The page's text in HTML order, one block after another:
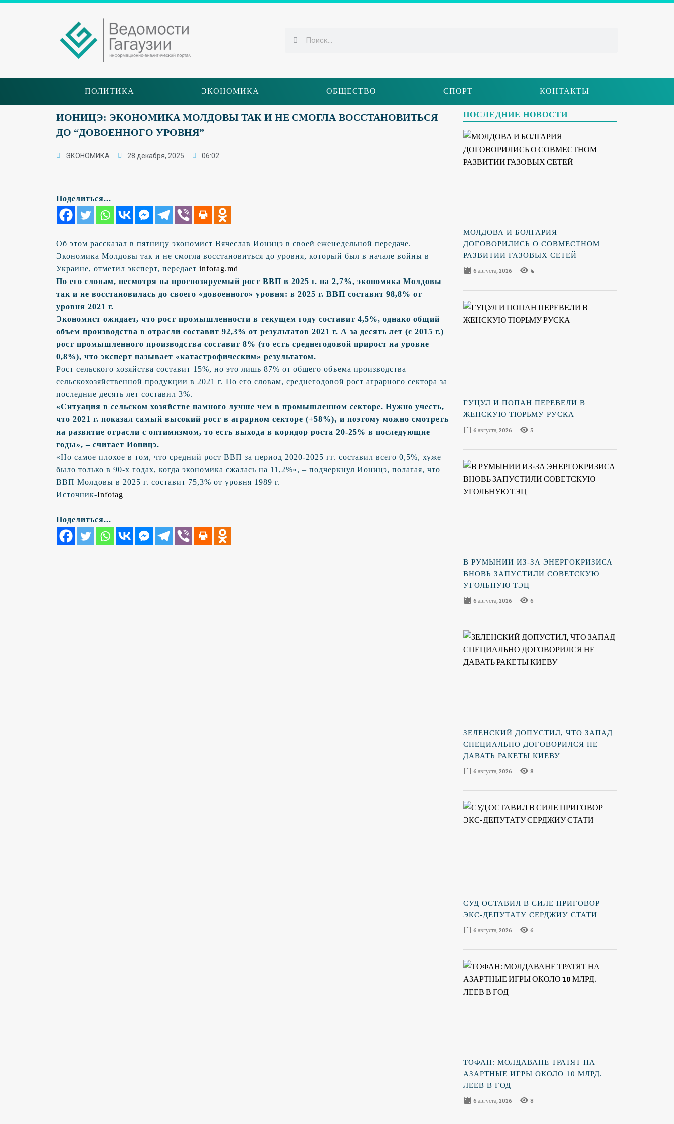
ПОЛИТИКА ЭКОНОМИКА ОБЩЕСТВО СПОРТ КОНТАКТЫ
ИОНИЦЭ: ЭКОНОМИКА МОЛДОВЫ ТАК И НЕ СМОГЛА ВОССТАНОВИТЬСЯ
ДО “ДОВОЕННОГО УРОВНЯ”
ЭКОНОМИКА 28 декабря, 2025 06:02
Поделиться...
Об этом рассказал в пятницу экономист Вячеслав Ионицэ в своей еженедельной передаче.
Экономика Молдовы так и не смогла восстановиться до уровня, который был в начале войны в
Украине, отметил эксперт, передает infotag.md
По его словам, несмотря на прогнозируемый рост ВВП в 2025 г. на 2,7%, экономика Молдовы
так и не восстановилась до своего «довоенного» уровня: в 2025 г. ВВП составит 98,8% от
уровня 2021 г.
Экономист ожидает, что рост промышленности в текущем году составит 4,5%, однако общий
объем производства в отрасли составит 92,3% от результатов 2021 г. А за десять лет (с 2015 г.)
рост промышленного производства составит 8% (то есть среднегодовой прирост на уровне
0,8%), что эксперт называет «катастрофическим» результатом.
Рост сельского хозяйства составит 15%, но это лишь 87% от общего объема производства
сельскохозяйственной продукции в 2021 г. По его словам, среднегодовой рост аграрного сектора за
последние десять лет составил 3%.
«Ситуация в сельском хозяйстве намного лучше чем в промышленном секторе. Нужно учесть,
что 2021 г. показал самый высокий рост в аграрном секторе (+58%), и поэтому можно смотреть
на развитие отрасли с оптимизмом, то есть выхода в коридор роста 20-25% в последующие
годы», – считает Ионицэ.
«Но самое плохое в том, что средний рост ВВП за период 2020-2025 гг. составил всего 0,5%, хуже
было только в 90-х годах, когда экономика сжалась на 11,2%», – подчеркнул Ионицэ, полагая, что
ВВП Молдовы в 2025 г. составит 75,3% от уровня 1989 г.
Источник-Infotag
Поделиться...
ПОСЛЕДНИЕ НОВОСТИ
МОЛДОВА И БОЛГАРИЯ
ДОГОВОРИЛИСЬ О СОВМЕСТНОМ
РАЗВИТИИ ГАЗОВЫХ СЕТЕЙ
6 августа, 2026
4
ГУЦУЛ И ПОПАН ПЕРЕВЕЛИ В
ЖЕНСКУЮ ТЮРЬМУ РУСКА
6 августа, 2026
5
В РУМЫНИИ ИЗ-ЗА ЭНЕРГОКРИЗИСА
ВНОВЬ ЗАПУСТИЛИ СОВЕТСКУЮ
УГОЛЬНУЮ ТЭЦ
6 августа, 2026
6
ЗЕЛЕНСКИЙ ДОПУСТИЛ, ЧТО ЗАПАД
СПЕЦИАЛЬНО ДОГОВОРИЛСЯ НЕ
ДАВАТЬ РАКЕТЫ КИЕВУ
6 августа, 2026
8
СУД ОСТАВИЛ В СИЛЕ ПРИГОВОР
ЭКС-ДЕПУТАТУ СЕРДЖИУ СТАТИ
6 августа, 2026
6
ТОФАН: МОЛДАВАНЕ ТРАТЯТ НА
АЗАРТНЫЕ ИГРЫ ОКОЛО 10 МЛРД.
ЛЕЕВ В ГОД
6 августа, 2026
8